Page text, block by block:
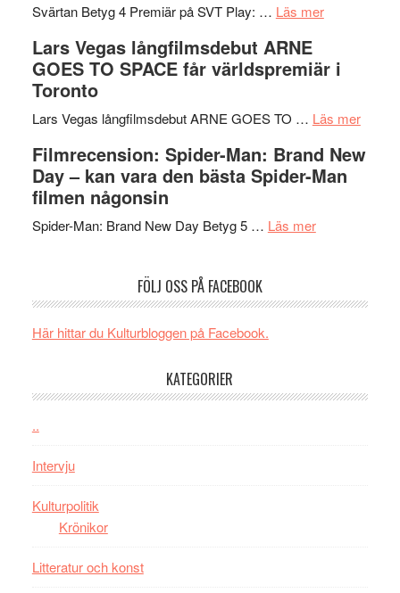
spännande
Jackie
i
Vem
styra
Svärtan Betyg 4 Premiär på SVT Play: … Läs merom
tv-
Svärtan
välgjort
om
Lars Vegas långfilmsdebut ARNE
GOES TO SPACE får världspremiär i
Toronto
Lars Vegas långfilmsdebut ARNE GOES TO … Läs merom
Vegas
Filmrecension: Spider-Man: Brand New
Day – kan vara den bästa Spider-Man
filmen någonsin
Spider-Man: Brand New Day Betyg 5 … Läs merom
Brand
kan
FÖLJ OSS PÅ FACEBOOK
Här hittar du Kulturbloggen på Facebook.
KATEGORIER
..
Intervju
Kulturpolitik
Krönikor
Litteratur och konst